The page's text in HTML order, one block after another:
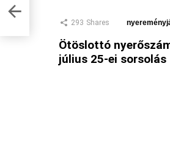
293 Shares
Ötöslottó
július 25-ei sorsolás